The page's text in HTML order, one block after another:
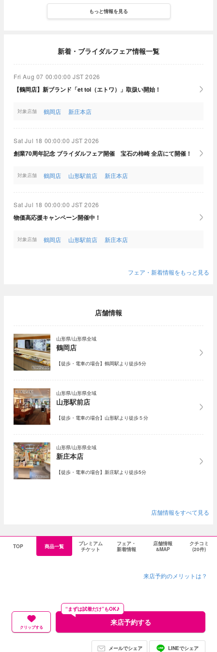
もっと情報を見る
新着・ブライダルフェア情報一覧
Fri Aug 07 00:00:00 JST 2026
【鶴岡店】新ブランド「et toi（エトワ）」取扱い開始！
対象店舗 鶴岡店 新庄本店
Sat Jul 18 00:00:00 JST 2026
創業70周年記念 ブライダルフェア開催 宝石の柿崎 全店にて開催！
対象店舗 鶴岡店 山形駅前店 新庄本店
Sat Jul 18 00:00:00 JST 2026
物価高応援キャンペーン開催中！
対象店舗 鶴岡店 山形駅前店 新庄本店
フェア・新着情報をもっと見る
店舗情報
山形県/山形県全域
鶴岡店
【徒歩・電車の場合】鶴岡駅より徒歩5分
山形県/山形県全域
山形駅前店
【徒歩・電車の場合】山形駅より徒歩５分
山形県/山形県全域
新庄本店
【徒歩・電車の場合】新庄駅より徒歩5分
店舗情報をすべて見る
TOP 商品一覧
プレミアム
チケット
フェア・
新着情報
店舗情報
&MAP
クチコミ
(20件)
来店予約のメリットは？
クリップする
来店予約する
“まずは試着だけ”もOK♪
メールでシェア LINEでシェア